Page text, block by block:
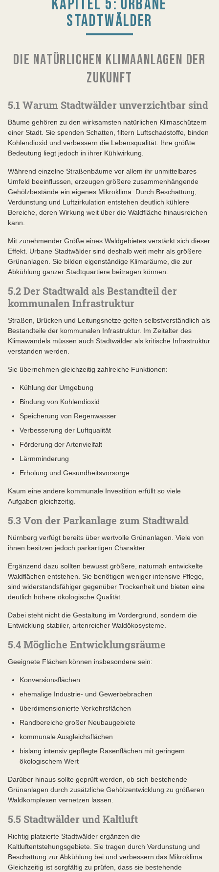
KAPITEL 5: URBANE
STADTWÄLDER
DIE NATÜRLICHEN KLIMAANLAGEN DER
ZUKUNFT
5.1 Warum Stadtwälder unverzichtbar sind
Bäume gehören zu den wirksamsten natürlichen Klimaschützern
einer Stadt. Sie spenden Schatten, filtern Luftschadstoffe, binden
Kohlendioxid und verbessern die Lebensqualität. Ihre größte
Bedeutung liegt jedoch in ihrer Kühlwirkung.
Während einzelne Straßenbäume vor allem ihr unmittelbares
Umfeld beeinflussen, erzeugen größere zusammenhängende
Gehölzbestände ein eigenes Mikroklima. Durch Beschattung,
Verdunstung und Luftzirkulation entstehen deutlich kühlere
Bereiche, deren Wirkung weit über die Waldfläche hinausreichen
kann.
Mit zunehmender Größe eines Waldgebietes verstärkt sich dieser
Effekt. Urbane Stadtwälder sind deshalb weit mehr als größere
Grünanlagen. Sie bilden eigenständige Klimaräume, die zur
Abkühlung ganzer Stadtquartiere beitragen können.
5.2 Der Stadtwald als Bestandteil der
kommunalen Infrastruktur
Straßen, Brücken und Leitungsnetze gelten selbstverständlich als
Bestandteile der kommunalen Infrastruktur. Im Zeitalter des
Klimawandels müssen auch Stadtwälder als kritische Infrastruktur
verstanden werden.
Sie übernehmen gleichzeitig zahlreiche Funktionen:
Kühlung der Umgebung
Bindung von Kohlendioxid
Speicherung von Regenwasser
Verbesserung der Luftqualität
Förderung der Artenvielfalt
Lärmminderung
Erholung und Gesundheitsvorsorge
Kaum eine andere kommunale Investition erfüllt so viele
Aufgaben gleichzeitig.
5.3 Von der Parkanlage zum Stadtwald
Nürnberg verfügt bereits über wertvolle Grünanlagen. Viele von
ihnen besitzen jedoch parkartigen Charakter.
Ergänzend dazu sollten bewusst größere, naturnah entwickelte
Waldflächen entstehen. Sie benötigen weniger intensive Pflege,
sind widerstandsfähiger gegenüber Trockenheit und bieten eine
deutlich höhere ökologische Qualität.
Dabei steht nicht die Gestaltung im Vordergrund, sondern die
Entwicklung stabiler, artenreicher Waldökosysteme.
5.4 Mögliche Entwicklungsräume
Geeignete Flächen können insbesondere sein:
Konversionsflächen
ehemalige Industrie- und Gewerbebrachen
überdimensionierte Verkehrsflächen
Randbereiche großer Neubaugebiete
kommunale Ausgleichsflächen
bislang intensiv gepflegte Rasenflächen mit geringem
ökologischem Wert
Darüber hinaus sollte geprüft werden, ob sich bestehende
Grünanlagen durch zusätzliche Gehölzentwicklung zu größeren
Waldkomplexen vernetzen lassen.
5.5 Stadtwälder und Kaltluft
Richtig platzierte Stadtwälder ergänzen die
Kaltluftentstehungsgebiete. Sie tragen durch Verdunstung und
Beschattung zur Abkühlung bei und verbessern das Mikroklima.
Gleichzeitig ist sorgfältig zu prüfen, dass sie bestehende